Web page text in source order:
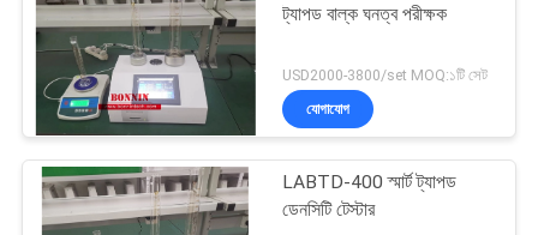
ট্যাপড বাল্ক ঘনত্ব পরীক্ষক
USD2000-3800/set MOQ:১টি সেট
যোগাযোগ
LABTD-400 স্মার্ট ট্যাপড
ডেনসিটি টেস্টার